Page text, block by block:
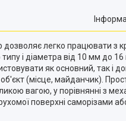
легко працювати з
і діаметра від 10 мм до
як основний, так і
(місце, майданчик).
вагою, у порівнянні з
поверхні саморізами